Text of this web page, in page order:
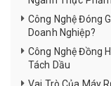
Công Nghệ Đóng
Doanh Nghiệp?
Công Nghệ Đồng
Tách Dầu
Vai Trò Của Máy